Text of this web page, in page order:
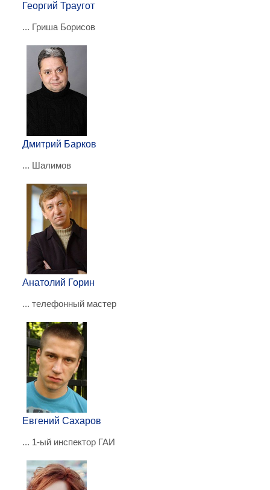
Георгий Траугот
... Гриша Борисов
Дмитрий Барков
... Шалимов
Анатолий Горин
... телефонный мастер
Евгений Сахаров
... 1-ый инспектор ГАИ